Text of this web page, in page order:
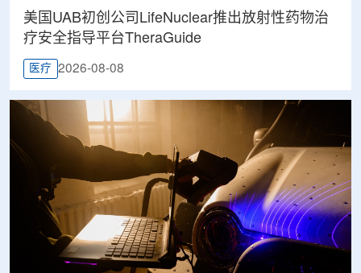
美国UAB初创公司LifeNuclear推出放射性药物治
疗安全指导平台TheraGuide
医疗 2026-08-08